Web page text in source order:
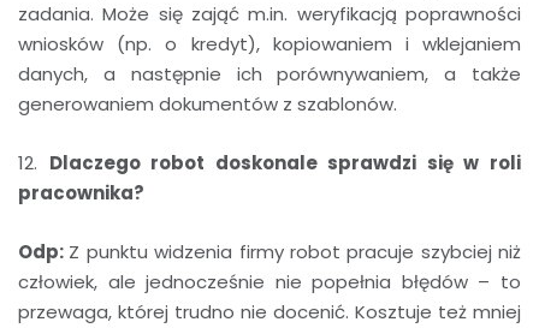
zadania. Może się zająć m.in. weryfikacją poprawności
wniosków (np. o kredyt), kopiowaniem i wklejaniem
danych, a następnie ich porównywaniem, a także
generowaniem dokumentów z szablonów.
12. Dlaczego robot doskonale sprawdzi się w roli
pracownika?
Odp: Z punktu widzenia firmy robot pracuje szybciej niż
człowiek, ale jednocześnie nie popełnia błędów – to
przewaga, której trudno nie docenić. Kosztuje też mniej